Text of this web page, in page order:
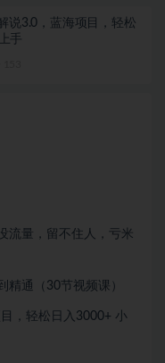
说3.0，蓝海项目，轻松
手
流量，留不住人，亏米
精通（30节视频课）
，轻松日入3000+ 小